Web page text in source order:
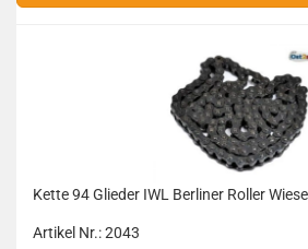
Kette 94 Glieder IWL Berliner Roller Wiesel
Artikel Nr.: 2043